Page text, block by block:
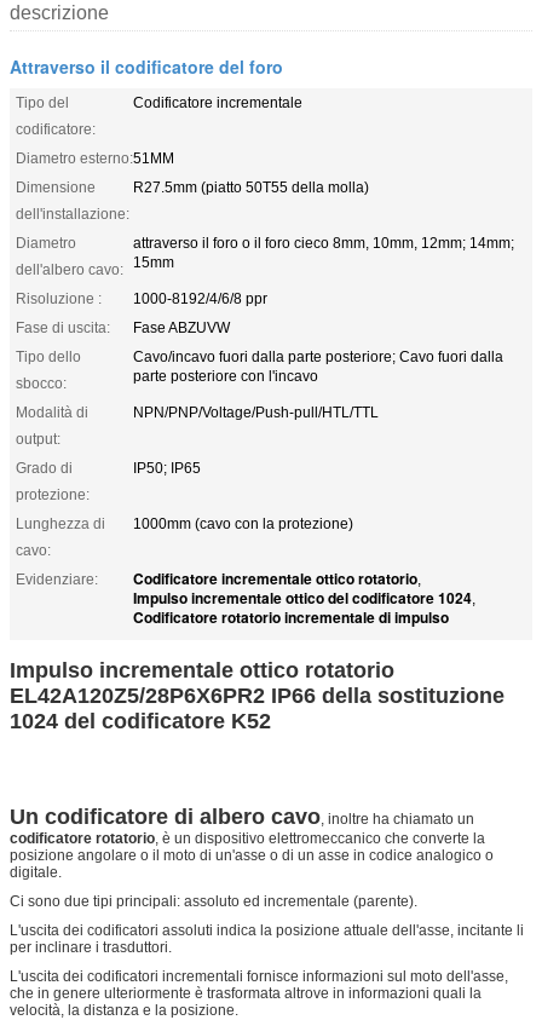
descrizione
Attraverso il codificatore del foro
Tipo del
codificatore:
Codificatore incrementale
Diametro esterno:51MM
Dimensione
dell'installazione:
R27.5mm (piatto 50T55 della molla)
Diametro
dell'albero cavo:
attraverso il foro o il foro cieco 8mm, 10mm, 12mm; 14mm;
15mm
Risoluzione :
1000-8192/4/6/8 ppr
Fase di uscita:
Fase ABZUVW
Tipo dello
sbocco:
Cavo/incavo fuori dalla parte posteriore; Cavo fuori dalla
parte posteriore con l'incavo
Modalità di
output:
NPN/PNP/Voltage/Push-pull/HTL/TTL
Grado di
protezione:
IP50; IP65
Lunghezza di
cavo:
1000mm (cavo con la protezione)
Evidenziare: Codificatore incrementale ottico rotatorio,
Impulso incrementale ottico del codificatore 1024,
Codificatore rotatorio incrementale di impulso
Impulso incrementale ottico rotatorio
EL42A120Z5/28P6X6PR2 IP66 della sostituzione
1024 del codificatore K52
Un codificatore di albero cavo, inoltre ha chiamato un
codificatore rotatorio, è un dispositivo elettromeccanico che converte la
posizione angolare o il moto di un'asse o di un asse in codice analogico o
digitale.
Ci sono due tipi principali: assoluto ed incrementale (parente).
L'uscita dei codificatori assoluti indica la posizione attuale dell'asse, incitante li
per inclinare i trasduttori.
L'uscita dei codificatori incrementali fornisce informazioni sul moto dell'asse,
che in genere ulteriormente è trasformata altrove in informazioni quali la
velocità, la distanza e la posizione.